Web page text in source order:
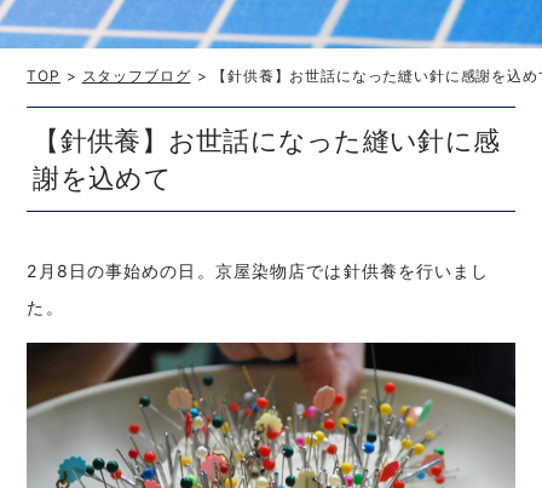
TOP > スタッフブログ > 【針供養】お世話になった縫い針に感謝を込め
【針供養】お世話になった縫い針に感
謝を込めて
2月8日の事始めの日。京屋染物店では針供養を行いまし
た。